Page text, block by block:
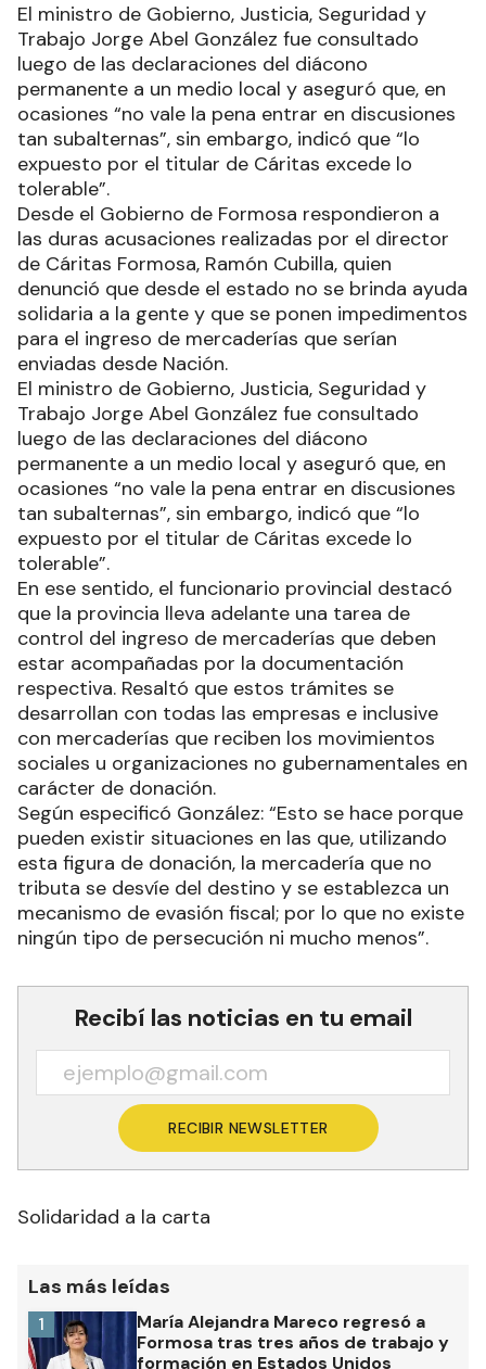
El ministro de Gobierno, Justicia, Seguridad y
Trabajo Jorge Abel González fue consultado
luego de las declaraciones del diácono
permanente a un medio local y aseguró que, en
ocasiones “no vale la pena entrar en discusiones
tan subalternas”, sin embargo, indicó que “lo
expuesto por el titular de Cáritas excede lo
tolerable”.
Desde el Gobierno de Formosa respondieron a
las duras acusaciones realizadas por el director
de Cáritas Formosa, Ramón Cubilla, quien
denunció que desde el estado no se brinda ayuda
solidaria a la gente y que se ponen impedimentos
para el ingreso de mercaderías que serían
enviadas desde Nación.
El ministro de Gobierno, Justicia, Seguridad y
Trabajo Jorge Abel González fue consultado
luego de las declaraciones del diácono
permanente a un medio local y aseguró que, en
ocasiones “no vale la pena entrar en discusiones
tan subalternas”, sin embargo, indicó que “lo
expuesto por el titular de Cáritas excede lo
tolerable”.
En ese sentido, el funcionario provincial destacó
que la provincia lleva adelante una tarea de
control del ingreso de mercaderías que deben
estar acompañadas por la documentación
respectiva. Resaltó que estos trámites se
desarrollan con todas las empresas e inclusive
con mercaderías que reciben los movimientos
sociales u organizaciones no gubernamentales en
carácter de donación.
Según especificó González: “Esto se hace porque
pueden existir situaciones en las que, utilizando
esta figura de donación, la mercadería que no
tributa se desvíe del destino y se establezca un
mecanismo de evasión fiscal; por lo que no existe
ningún tipo de persecución ni mucho menos”.
Recibí las noticias en tu email
RECIBIR NEWSLETTER
Solidaridad a la carta
Las más leídas
María Alejandra Mareco regresó a
Formosa tras tres años de trabajo y
formación en Estados Unidos
1